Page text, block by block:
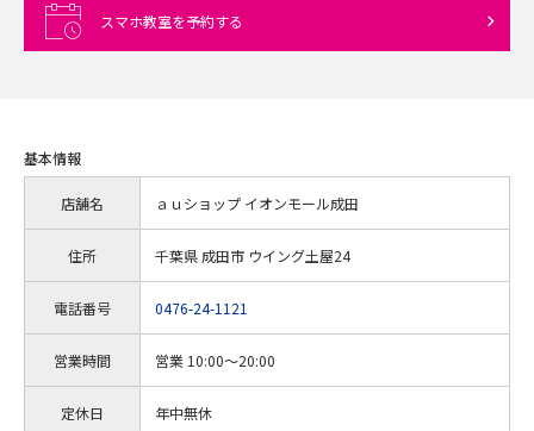
スマホ教室を予約する
基本情報
店舗名 ａｕショップ イオンモール成田
住所 千葉県 成田市 ウイング土屋24
電話番号 0476-24-1121
営業時間 営業 10:00～20:00
定休日 年中無休